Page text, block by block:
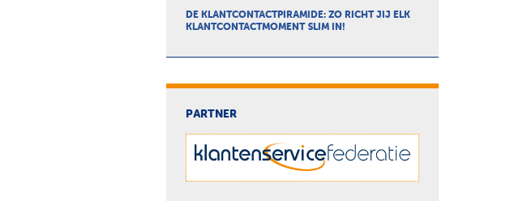
DE KLANTCONTACTPIRAMIDE: ZO RICHT JIJ ELK
KLANTCONTACTMOMENT SLIM IN!
PARTNER